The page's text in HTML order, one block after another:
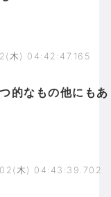
木) 04:42:47.165
的なもの他にもあ
02(木) 04:43:39.702